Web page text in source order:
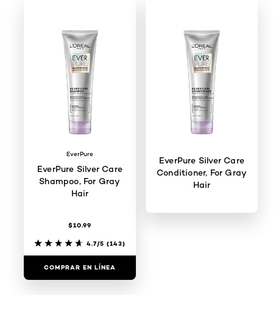
EverPure
EverPure Silver Care
Shampoo, For Gray
Hair
$10.99
4.7/5 (143)
COMPRAR EN LÍNEA
EverPure Silver Care
Conditioner, For Gray
Hair